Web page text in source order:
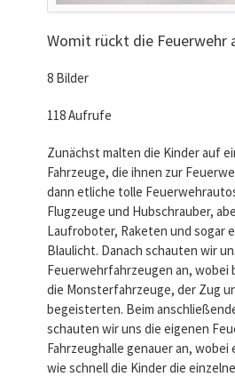
Womit rückt die Feuerwehr
8 Bilder
118 Aufrufe
Zunächst malten die Kinder auf
Fahrzeuge, die ihnen zur
dann etliche tolle
Flugzeuge und Hubschrauber,
Laufroboter, Raketen und sogar
Blaulicht. Danach schauten wir
Feuerwehrfahrzeugen an, wobei
die Monsterfahrzeuge, der Zug
begeisterten. Beim
schauten wir uns die eigenen
Fahrzeughalle genauer an, wobei
wie schnell die Kinder die